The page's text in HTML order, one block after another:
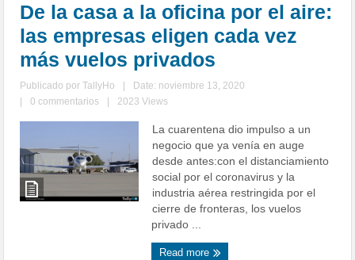
De la casa a la oficina por el aire:
las empresas eligen cada vez
más vuelos privados
Publicado porTallyHo
Date: noviembre 13, 2020
0 commentarios 2023 Views
La cuarentena dio impulso a un
negocio que ya venía en auge
desde antes:con el distanciamiento
social por el coronavirus y la
industria aérea restringida por el
cierre de fronteras, los vuelos
privado ...
Read more